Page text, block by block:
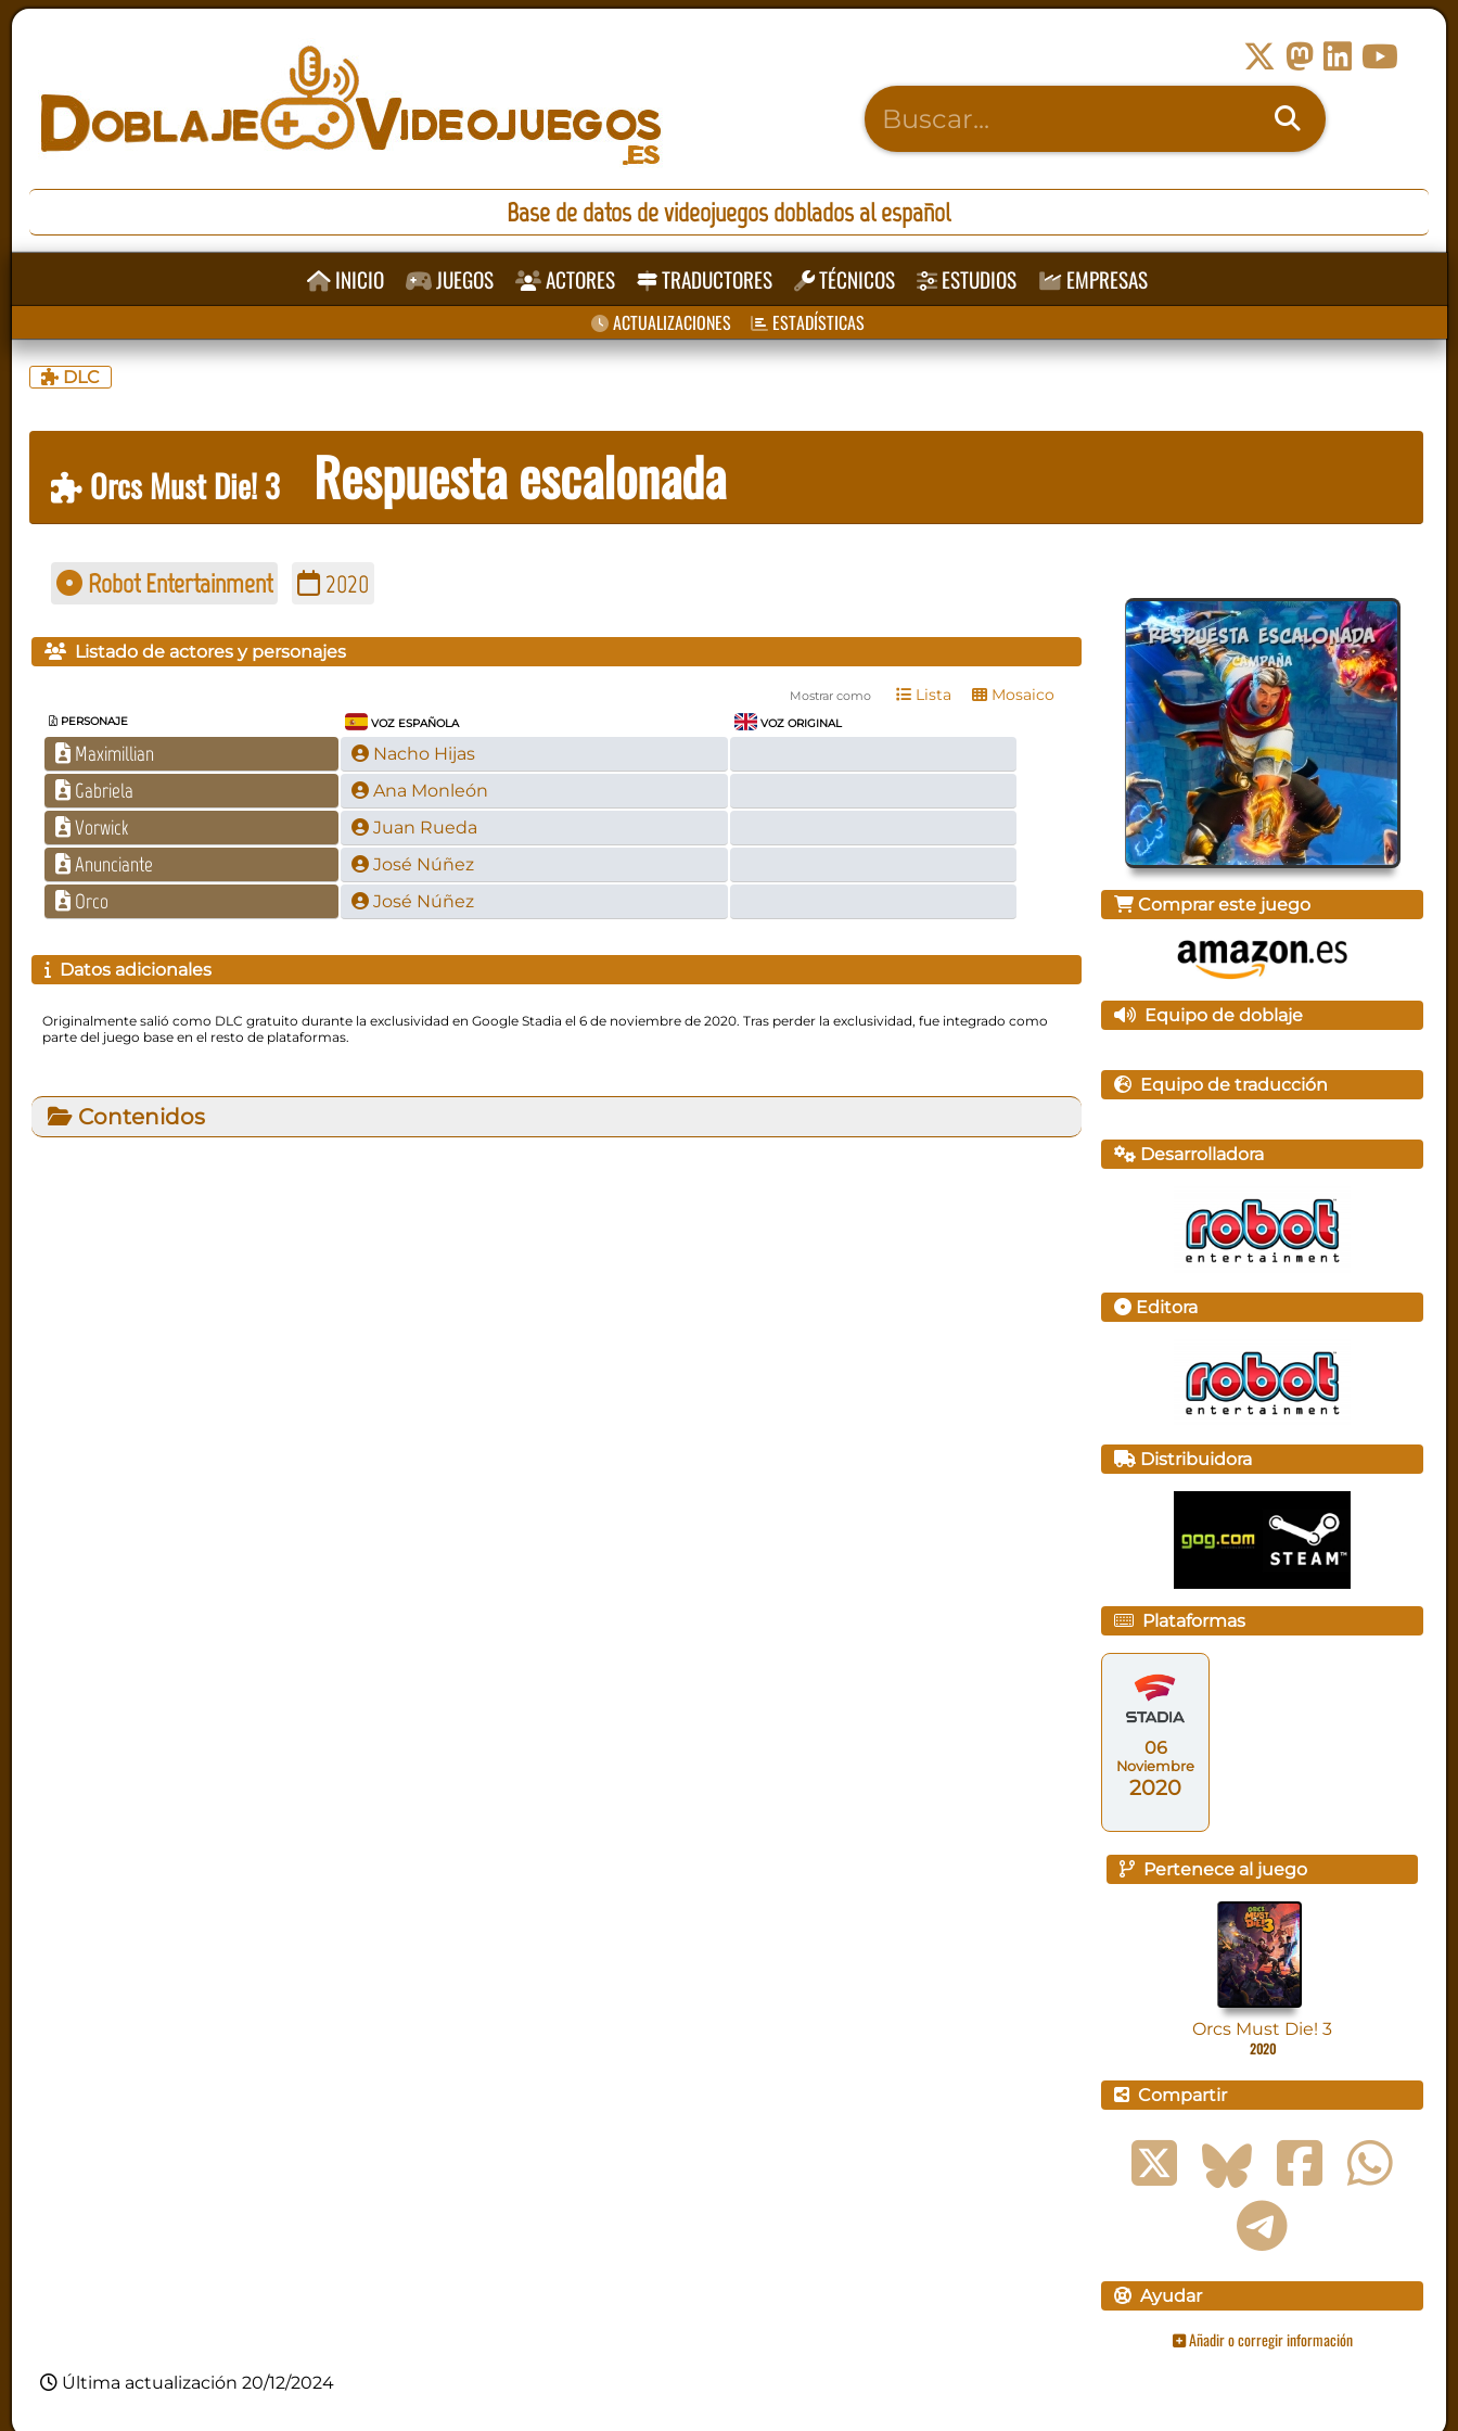
Base de datos de videojuegos doblados al español
INICIO JUEGOS ACTORES TRADUCTORES TÉCNICOS ESTUDIOS EMPRESAS
ACTUALIZACIONES ESTADÍSTICAS
DLC
Orcs Must Die! 3 Respuesta escalonada
Robot Entertainment 2020
Listado de actores y personajes
Mostrar como Lista Mosaico
PERSONAJE VOZ ESPAÑOLA VOZ ORIGINAL
Maximillian Nacho Hijas
Gabriela Ana Monleón
Vorwick Juan Rueda
Anunciante José Núñez
Orco José Núñez
Datos adicionales
Originalmente salió como DLC gratuito durante la exclusividad en Google Stadia el 6 de noviembre de 2020. Tras perder la exclusividad, fue integrado como
parte del juego base en el resto de plataformas.
Contenidos
Comprar este juego
Equipo de doblaje
Equipo de traducción
Desarrolladora
Editora
Distribuidora
Plataformas
06
Noviembre
2020
Pertenece al juego
Orcs Must Die! 3
2020
Compartir
Ayudar
Añadir o corregir información
Última actualización 20/12/2024